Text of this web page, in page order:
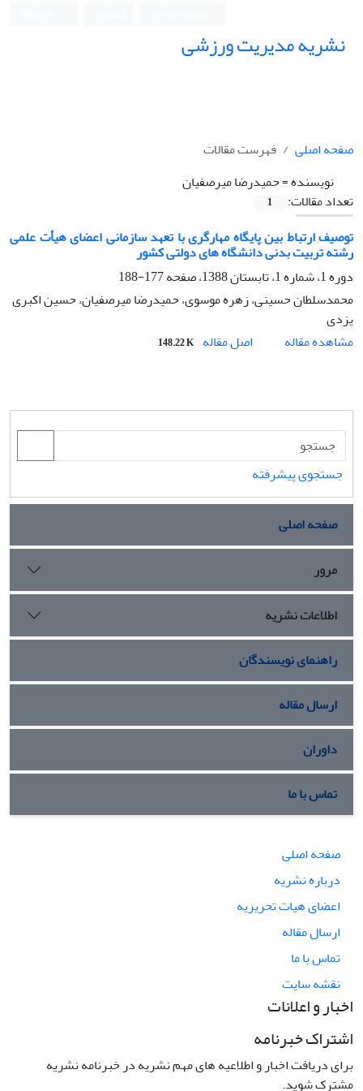
نشریه مدیریت ورزشی
صفحه اصلی
فهرست مقالات
نویسنده =حمیدرضا میرصفیان
تعداد مقالات:
1
توصیف ارتباط بین پایگاه مهارگری با تعهد سازمانی اعضای هیأت علمی
رشته تربیت بدنی دانشگاه های دولتی کشور
دوره 1، شماره 1، تابستان 1388، صفحه
177-188
محمدسلطان حسینی، زهره موسوی، حمیدرضا میرصفیان، حسین اکبری
یزدی
مشاهده مقاله
اصل مقاله 148.22 K
جستجوی پیشرفته
صفحه اصلی
مرور
اطلاعات نشریه
راهنمای نویسندگان
ارسال مقاله
داوران
تماس با ما
صفحه اصلی
درباره نشریه
اعضای هیات تحریریه
ارسال مقاله
تماس با ما
نقشه سایت
اخبار و اعلانات
اشتراک خبرنامه
برای دریافت اخبار و اطلاعیه های مهم نشریه در خبرنامه نشریه
مشترک شوید.